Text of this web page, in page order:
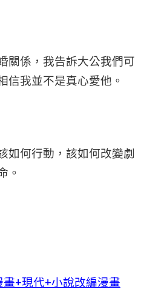
關係，我告訴大公我們可
信我並不是真心愛他。
如何行動，該如何改變劇
。
畫+現代+小說改編漫畫